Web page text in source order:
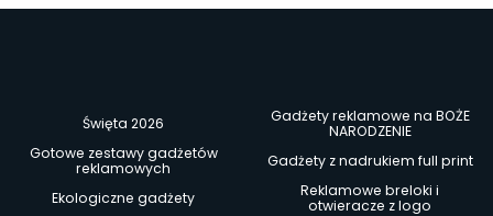
Święta 2026
Gadżety reklamowe na BOŻE
NARODZENIE
Gotowe zestawy gadżetów
reklamowych
Gadżety z nadrukiem full print
Ekologiczne gadżety
Reklamowe breloki i
otwieracze z logo